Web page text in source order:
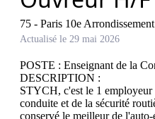
75 - Paris 10e Arrondissement
Actualisé le 29 mai 2026
POSTE : Enseignant de la
DESCRIPTION :
STYCH, c'est le 1 employeur
conduite et de la sécurité
conservé le meilleur de l'auto-